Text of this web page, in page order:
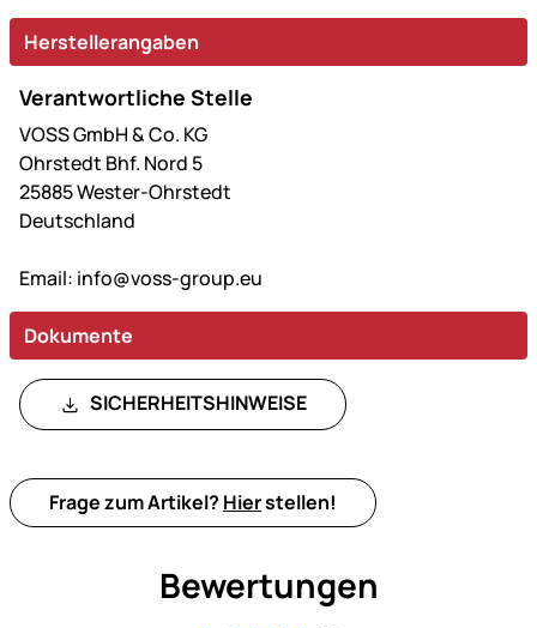
Herstellerangaben
Verantwortliche Stelle
VOSS GmbH & Co. KG
Ohrstedt Bhf. Nord 5
25885 Wester-Ohrstedt
Deutschland
Email: info@voss-group.eu
Dokumente
SICHERHEITSHINWEISE
Frage zum Artikel? Hierstellen!
Bewertungen